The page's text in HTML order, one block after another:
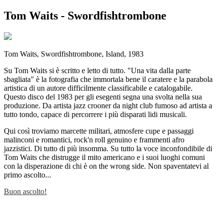
Tom Waits - Swordfishtrombone
Tom Waits, Swordfishtrombone, Island, 1983
Su Tom Waits si è scritto e letto di tutto. "Una vita dalla parte
sbagliata" è la fotografia che immortala bene il caratere e la parabola
artistica di un autore difficilmente classificabile e catalogabile.
Questo disco del 1983 per gli esegenti segna una svolta nella sua
produzione. Da artista jazz crooner da night club fumoso ad artista a
tutto tondo, capace di percorrere i più disparati lidi musicali.
Qui così troviamo marcette militari, atmosfere cupe e passaggi
malinconi e romantici, rock'n roll genuino e frammenti afro
jazzistici. Di tutto di più insomma. Su tutto la voce inconfondibile di
Tom Waits che distrugge il mito americano e i suoi luoghi comuni
con la disperazione di chi è on the wrong side. Non spaventatevi al
primo ascolto...
Buon ascolto!